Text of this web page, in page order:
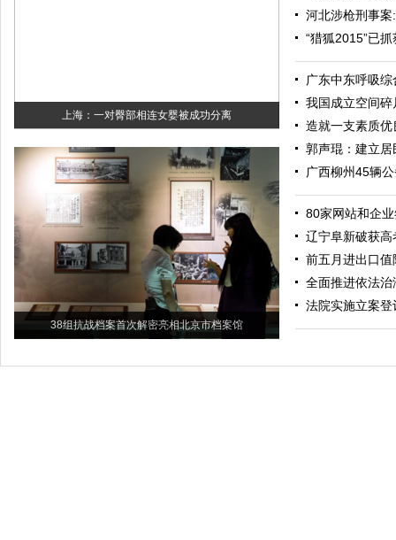
上海：一对臀部相连女婴被成功分离
38组抗战档案首次解密亮相北京市档案馆
河北涉枪刑事
“猎狐2015”已
广东中东呼吸
我国成立空间碎
造就一支素质
郭声琨：建立
广西柳州45辆
80家网站和企
辽宁阜新破获
前五月进出口
全面推进依法
法院实施立案